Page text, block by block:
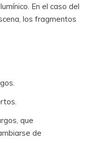
En el caso del
los fragmentos
que
de